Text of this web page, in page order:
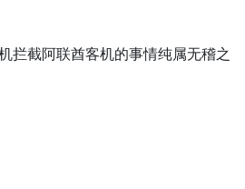
拦截阿联酋客机的事情纯属无稽之